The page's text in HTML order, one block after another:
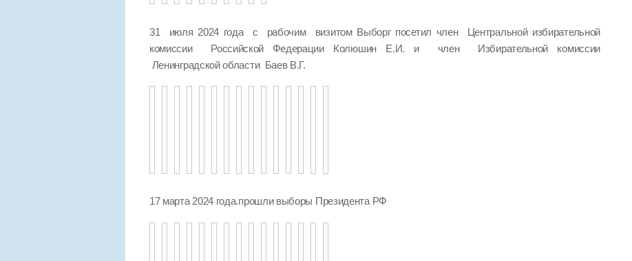
31 июля 2024 года с рабочим визитом Выборг посетил член Центральной избирательной
комиссии Российской Федерации Колюшин Е.И. и член Избирательной комиссии
Ленинградской области Баев В.Г.
17 марта 2024 года.прошли выборы Президента РФ